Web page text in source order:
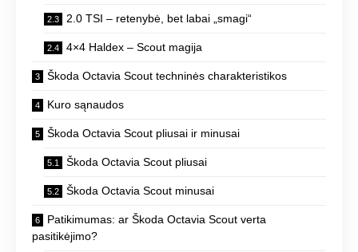
2.0 TSI – retenybė, bet labai „smagi“
4×4 Haldex – Scout magija
Škoda Octavia Scout techninės charakteristikos
Kuro sąnaudos
Škoda Octavia Scout pliusai ir minusai
Škoda Octavia Scout pliusai
Škoda Octavia Scout minusai
Patikimumas: ar Škoda Octavia Scout verta
pasitikėjimo?